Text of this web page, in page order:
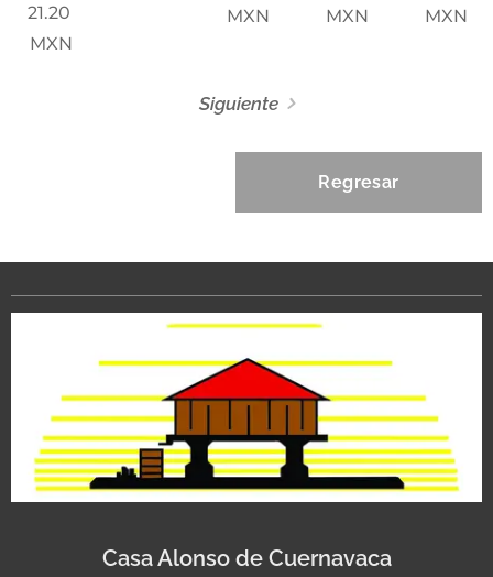
21.20
MXN
MXN
MXN
MXN
Siguiente
Regresar
Casa Alonso de Cuernavaca